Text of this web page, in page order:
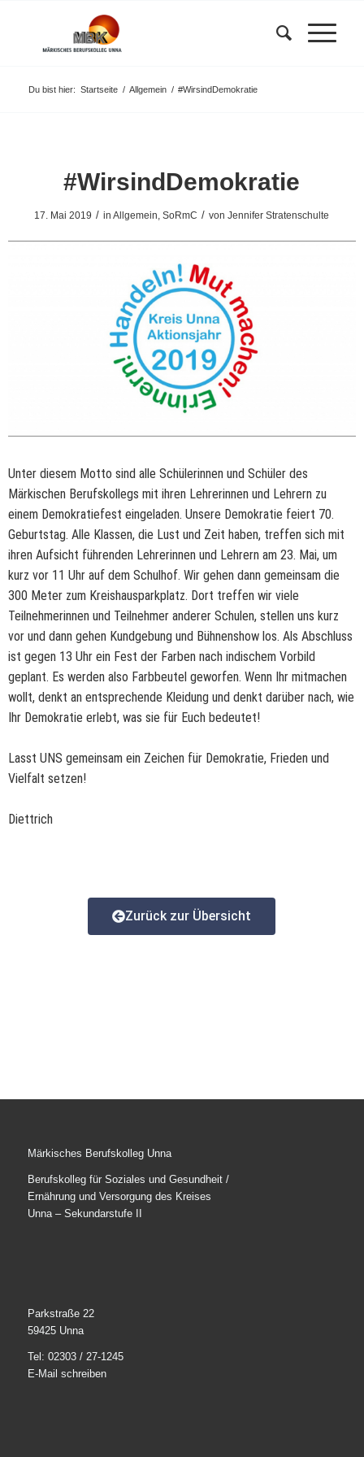
Du bist hier: Startseite / Allgemein / #WirsindDemokratie
#WirsindDemokratie
17. Mai 2019 / inAllgemein,SoRmC / vonJennifer Stratenschulte
Unter diesem Motto sind alle Schülerinnen und Schüler des
Märkischen Berufskollegs mit ihren Lehrerinnen und Lehrern zu
einem Demokratiefest eingeladen. Unsere Demokratie feiert 70.
Geburtstag. Alle Klassen, die Lust und Zeit haben, treffen sich mit
ihren Aufsicht führenden Lehrerinnen und Lehrern am 23. Mai, um
kurz vor 11 Uhr auf dem Schulhof. Wir gehen dann gemeinsam die
300 Meter zum Kreishausparkplatz. Dort treffen wir viele
Teilnehmerinnen und Teilnehmer anderer Schulen, stellen uns kurz
vor und dann gehen Kundgebung und Bühnenshow los. Als Abschluss
ist gegen 13 Uhr ein Fest der Farben nach indischem Vorbild
geplant. Es werden also Farbbeutel geworfen. Wenn Ihr mitmachen
wollt, denkt an entsprechende Kleidung und denkt darüber nach, wie
Ihr Demokratie erlebt, was sie für Euch bedeutet!
Lasst UNS gemeinsam ein Zeichen für Demokratie, Frieden und
Vielfalt setzen!
Diettrich
Zurück zur Übersicht
Märkisches Berufskolleg Unna
Berufskolleg für Soziales und Gesundheit /
Ernährung und Versorgung des Kreises
Unna – Sekundarstufe II
Parkstraße 22
59425 Unna
Tel: 02303 / 27-1245
E-Mail schreiben